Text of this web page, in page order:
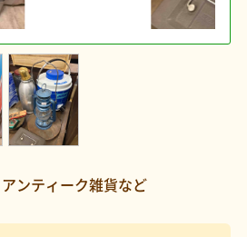
ンティーク雑貨など